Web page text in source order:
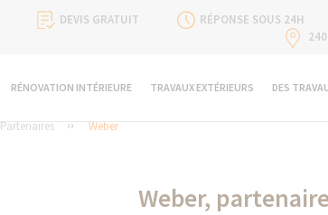
DEVIS GRATUIT RÉPONSE SOUS 24H
RÉNOVATION INTÉRIEURE TRAVAUX EXTÉRIEURS DES
Partenaires Weber
Weber,